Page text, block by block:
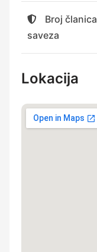
Broj članica
saveza
Lokacija